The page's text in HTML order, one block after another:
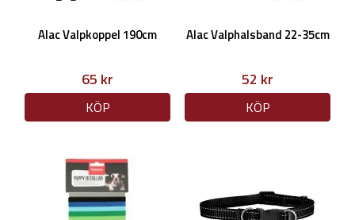
Alac Valpkoppel 190cm
65 kr
KÖP
Alac Valphalsband 22-35cm
52 kr
KÖP